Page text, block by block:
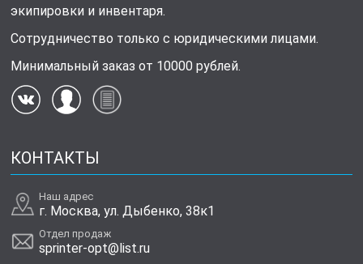
экипировки и инвентаря.
Сотрудничество только с юридическими лицами.
Минимальный заказ от 10000 рублей.
КОНТАКТЫ
Наш адрес
г. Москва, ул. Дыбенко, 38к1
Отдел продаж
sprinter-opt@list.ru